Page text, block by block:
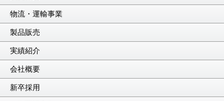
物流・運輸事業
製品販売
実績紹介
会社概要
新卒採用